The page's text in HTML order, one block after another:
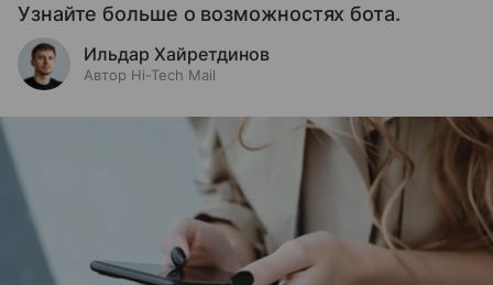
Узнайте больше о возможностях бота.
Ильдар Хайретдинов
Автор Hi-Tech Mail